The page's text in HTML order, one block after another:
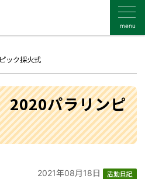
menu
ック採火式
2020パラリンピ
2021年08月18日 活動日記